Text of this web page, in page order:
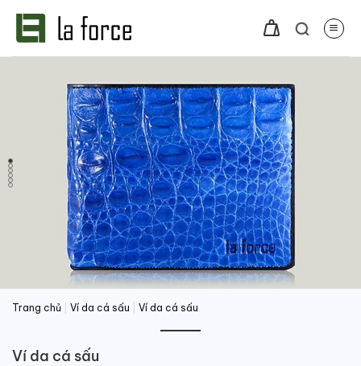
Trang chủ Ví da cá sấu Ví da cá sấu
Ví da cá sấu